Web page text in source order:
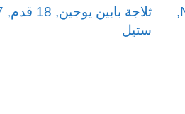
ثلاجة بابين يوجين 19.9 قدم No Frost,
ستيل